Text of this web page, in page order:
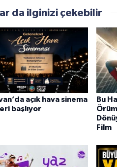
da ilginizi çekebilir
açık hava sinema
başlıyor
Bu
Film